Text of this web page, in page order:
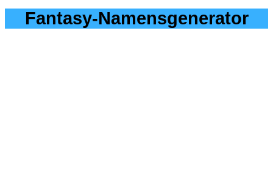
Fantasy-Namensgenerator